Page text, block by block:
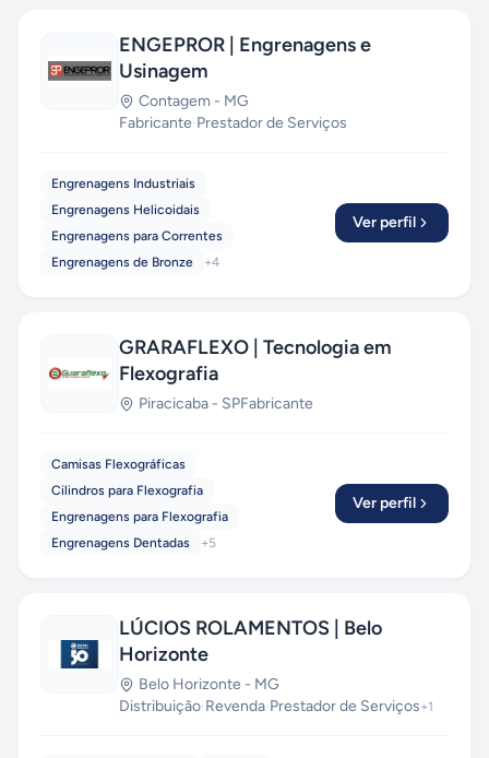
ENGEPROR | Engrenagens e
Usinagem
Contagem - MG
Fabricante·Prestador de Serviços
Engrenagens Industriais
Engrenagens Helicoidais
Engrenagens para Correntes
Engrenagens de Bronze
+4
Ver perfil
GRARAFLEXO | Tecnologia em
Flexografia
Piracicaba - SPFabricante
Camisas Flexográficas
Cilindros para Flexografia
Engrenagens para Flexografia
Engrenagens Dentadas
+5
Ver perfil
LÚCIOS ROLAMENTOS | Belo
Horizonte
Belo Horizonte - MG
Distribuição·Revenda·Prestador de Serviços+1